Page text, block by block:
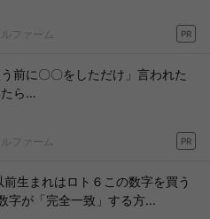
ファーム PR
う前に〇〇をしただけ」言われた
ら…
ファーム PR
前生まれはロト６この数字を買う
字が「完全一致」する方...